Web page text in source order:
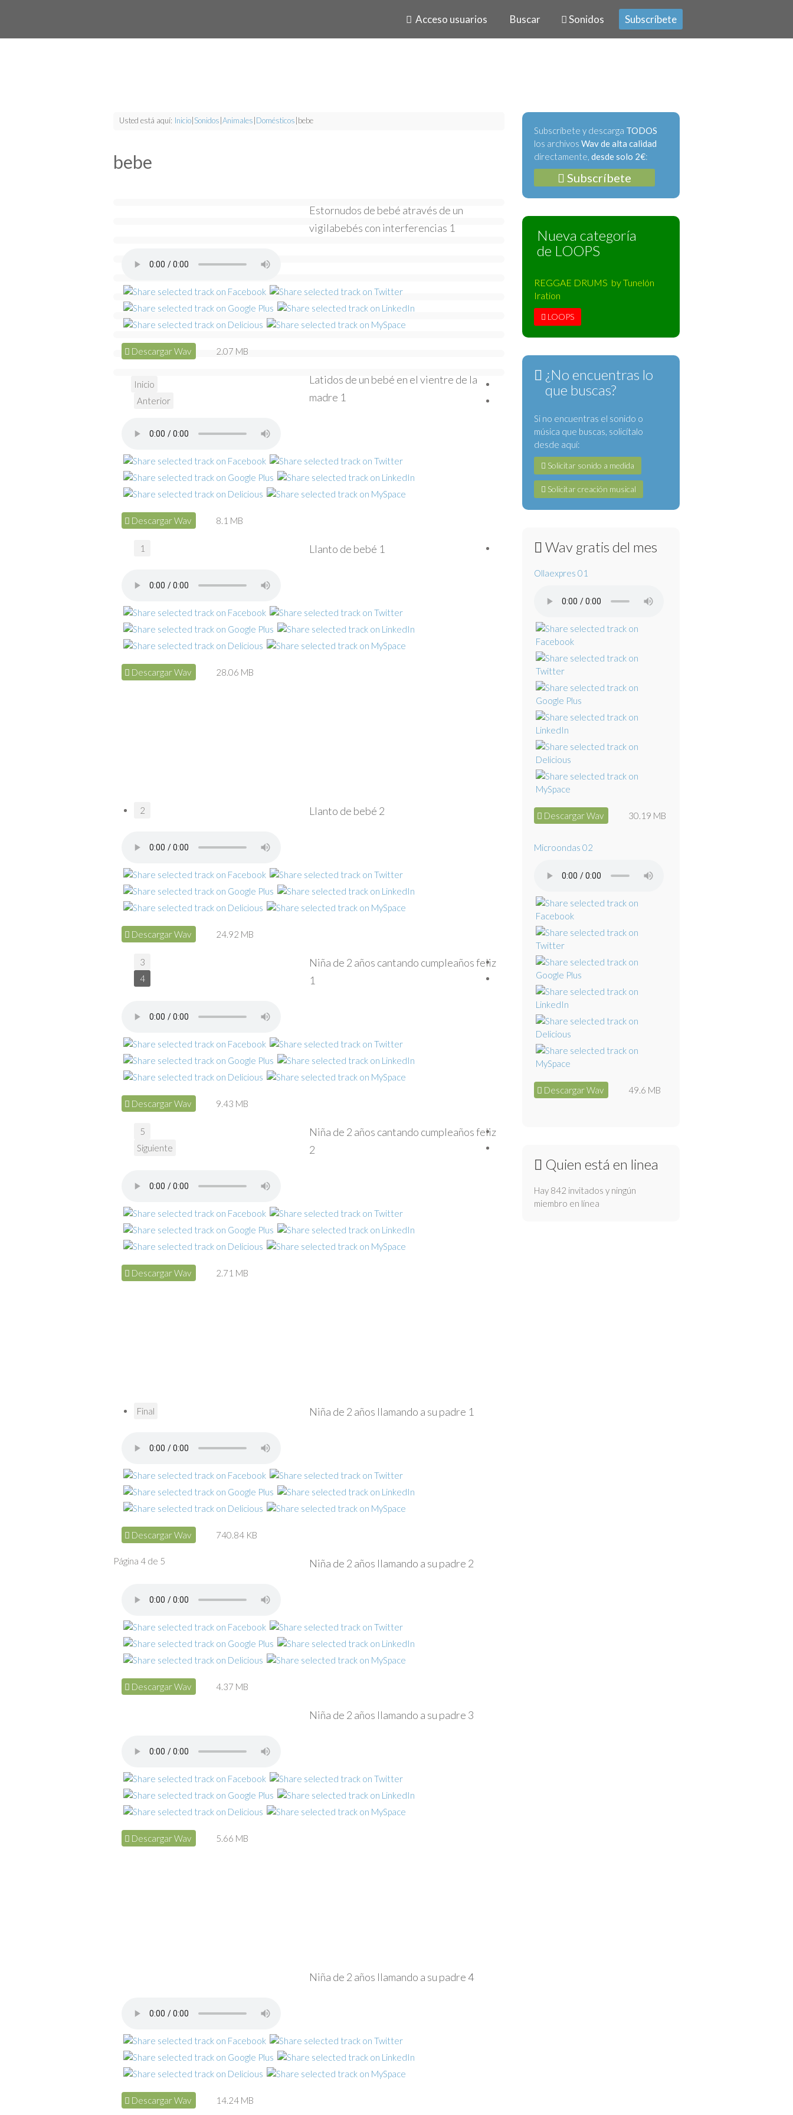
Acceso usuarios Buscar Sonidos Subscríbete
Usted está aquí: Inicio Sonidos Animales Domésticos bebe
bebe
Estornudos de bebé através de un
vigilabebés con interferencias 1
Descargar Wav 2.07 MB
Latidos de un bebé en el vientre de la
madre 1
Descargar Wav 8.1 MB
Llanto de bebé 1
Descargar Wav 28.06 MB
Llanto de bebé 2
Descargar Wav 24.92 MB
Niña de 2 años cantando cumpleaños feliz
1
Descargar Wav 9.43 MB
Niña de 2 años cantando cumpleaños feliz
2
Descargar Wav 2.71 MB
Niña de 2 años llamando a su padre 1
Descargar Wav 740.84 KB
Niña de 2 años llamando a su padre 2
Descargar Wav 4.37 MB
Niña de 2 años llamando a su padre 3
Descargar Wav 5.66 MB
Niña de 2 años llamando a su padre 4
Descargar Wav 14.24 MB
Inicio
Anterior
1
2
3
4
5
Siguiente
Final
Página 4 de 5
Subscríbete y descarga TODOS
los archivos Wav de alta calidad
directamente, desde solo 2€:
Subscríbete
Nueva categoría
de LOOPS
REGGAE DRUMS by Tunelón
Iration
LOOPS
¿No encuentras lo
que buscas?
Si no encuentras el sonido o
música que buscas, solicítalo
desde aquí:
Solicitar sonido a medida
Solicitar creación musical
Wav gratis del mes
Ollaexpres 01
Descargar Wav 30.19 MB
Microondas 02
Descargar Wav 49.6 MB
Quien está en linea
Hay 842 invitados y ningún
miembro en línea